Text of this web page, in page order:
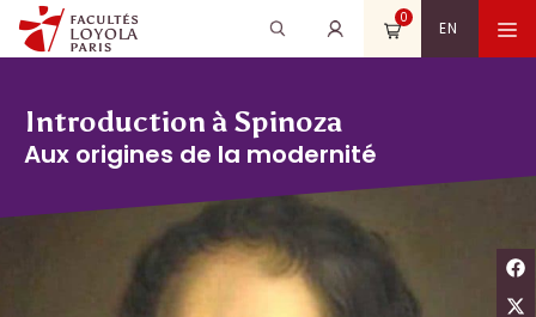
au
contenu
EN
0
Recherche
pour
Rechercher
Introduction à Spinoza
Aux origines de la modernité